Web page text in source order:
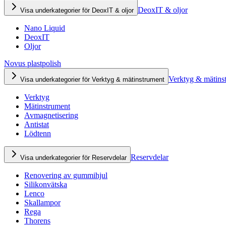
Visa underkategorier för DeoxIT & oljor DeoxIT & oljor
Nano Liquid
DeoxIT
Oljor
Novus plastpolish
Visa underkategorier för Verktyg & mätinstrument Verktyg &
Verktyg
Mätinstrument
Avmagnetisering
Antistat
Lödtenn
Visa underkategorier för Reservdelar Reservdelar
Renovering av gummihjul
Silikonvätska
Lenco
Skallampor
Rega
Thorens